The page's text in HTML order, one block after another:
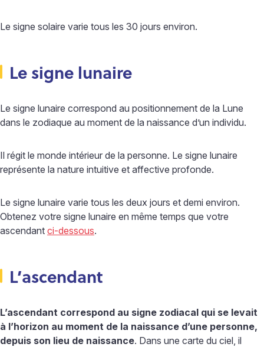
Le signe solaire varie tous les 30 jours environ.
Le signe lunaire
Le signe lunaire correspond au positionnement de la Lune
dans le zodiaque au moment de la naissance d’un individu.
Il régit le monde intérieur de la personne. Le signe lunaire
représente la nature intuitive et affective profonde.
Le signe lunaire varie tous les deux jours et demi environ.
Obtenez votre signe lunaire en même temps que votre
ascendant ci-dessous.
L’ascendant
L’ascendant correspond au signe zodiacal qui se levait
à l’horizon au moment de la naissance d’une personne,
depuis son lieu de naissance. Dans une carte du ciel, il